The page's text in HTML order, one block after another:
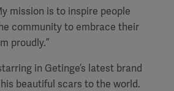
mission is to inspire people
community to embrace their
proudly.”
in Getinge’s latest brand
beautiful scars to the world.